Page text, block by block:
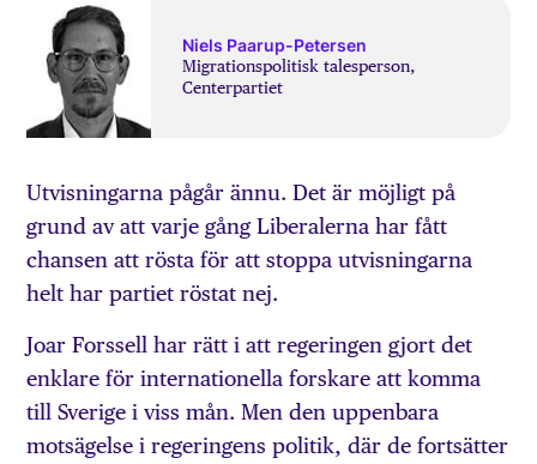
Niels Paarup-Petersen
Migrationspolitisk talesperson,
Centerpartiet
Utvisningarna pågår ännu. Det är möjligt på
grund av att varje gång Liberalerna har fått
chansen att rösta för att stoppa utvisningarna
helt har partiet röstat nej.
Joar Forssell har rätt i att regeringen gjort det
enklare för internationella forskare att komma
till Sverige i viss mån. Men den uppenbara
motsägelse i regeringens politik, där de fortsätter